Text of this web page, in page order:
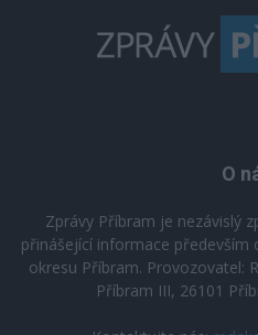
O
Zprávy Příbram je nezávislý
přinášející informace především
okresu Příbram. Provozovatel:
Příbram III, 26101